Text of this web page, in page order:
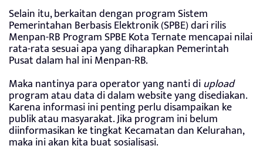
Selain itu, berkaitan dengan program Sistem
Pemerintahan Berbasis Elektronik (SPBE) dari rilis
Menpan-RB Program SPBE Kota Ternate mencapai nilai
rata-rata sesuai apa yang diharapkan Pemerintah
Pusat dalam hal ini Menpan-RB.
Maka nantinya para operator yang nanti diupload
program atau data di dalam website yang disediakan.
Karena informasi ini penting perlu disampaikan ke
publik atau masyarakat. Jika program ini belum
diinformasikan ke tingkat Kecamatan dan Kelurahan,
maka ini akan kita buat sosialisasi.